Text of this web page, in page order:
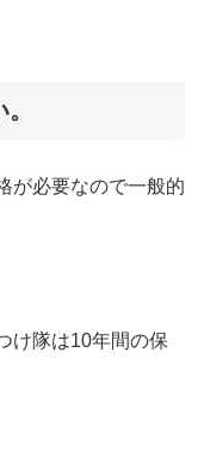
が必要なので一般的
け隊は10年間の保